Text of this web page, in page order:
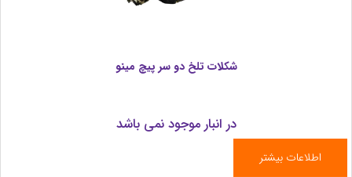
شکلات تلخ دو سر پیچ مینو
در انبار موجود نمی باشد
اطلاعات بیشتر